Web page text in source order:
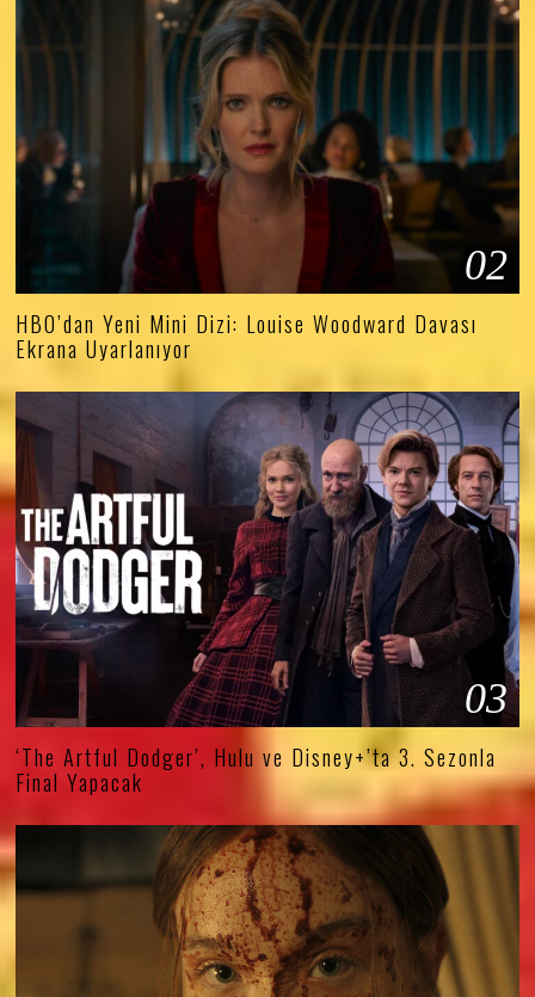
02
HBO’dan Yeni Mini Dizi: Louise Woodward Davası
Ekrana Uyarlanıyor
03
‘The Artful Dodger’, Hulu ve Disney+’ta 3. Sezonla
Final Yapacak